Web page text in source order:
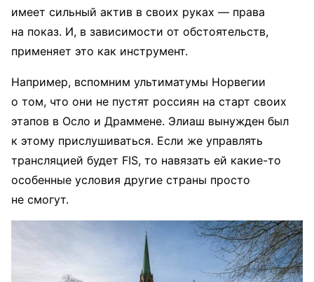
имеет сильный актив в своих руках — права
на показ. И, в зависимости от обстоятельств,
применяет это как инструмент.
Например, вспомним ультиматумы Норвегии
о том, что они не пустят россиян на старт своих
этапов в Осло и Драммене. Элиаш вынужден был
к этому прислушиваться. Если же управлять
трансляцией будет FIS, то навязать ей какие-то
особенные условия другие страны просто
не смогут.